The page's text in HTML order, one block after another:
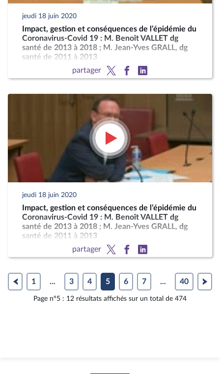
jeudi 18 juin 2020
Impact, gestion et conséquences de l’épidémie du
Coronavirus-Covid 19 : M. Benoît VALLET dg
santé de 2013 à 2018 ; M. Jean-Yves GRALL, dg
santé de 2011 à 2013
partager
jeudi 18 juin 2020
Impact, gestion et conséquences de l’épidémie du
Coronavirus-Covid 19 : M. Benoît VALLET dg
santé de 2013 à 2018 ; M. Jean-Yves GRALL, dg
santé de 2011 à 2013
partager
1 ... 3 4 5 6 7 ... 40
Page n°5 : 12 résultats affichés sur un total de 474